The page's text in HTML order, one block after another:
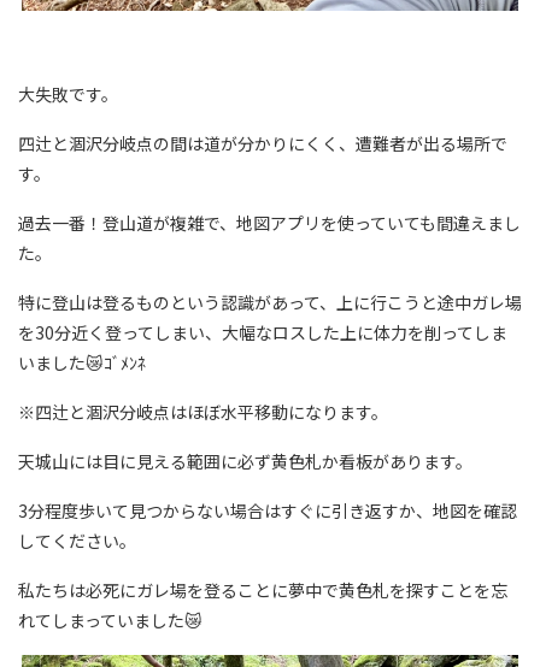
大失敗です。
四辻と涸沢分岐点の間は道が分かりにくく、遭難者が出る場所で
す。
過去一番！登山道が複雑で、地図アプリを使っていても間違えまし
た。
特に登山は登るものという認識があって、上に行こうと途中ガレ場
を30分近く登ってしまい、大幅なロスした上に体力を削ってしま
いました😿ｺﾞﾒﾝﾈ
※四辻と涸沢分岐点はほぼ水平移動になります。
天城山には目に見える範囲に必ず黄色札か看板があります。
3分程度歩いて見つからない場合はすぐに引き返すか、地図を確認
してください。
私たちは必死にガレ場を登ることに夢中で黄色札を探すことを忘
れてしまっていました😿